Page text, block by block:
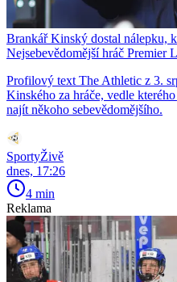
Brankář Kinský dostal nálepku,
Nejsebevědomější hráč Premier
Profilový text The Athletic z 3.
Kinského za hráče, vedle
najít někoho sebevědomějšího.
SportyŽivě
dnes, 17:26
4 min
Reklama